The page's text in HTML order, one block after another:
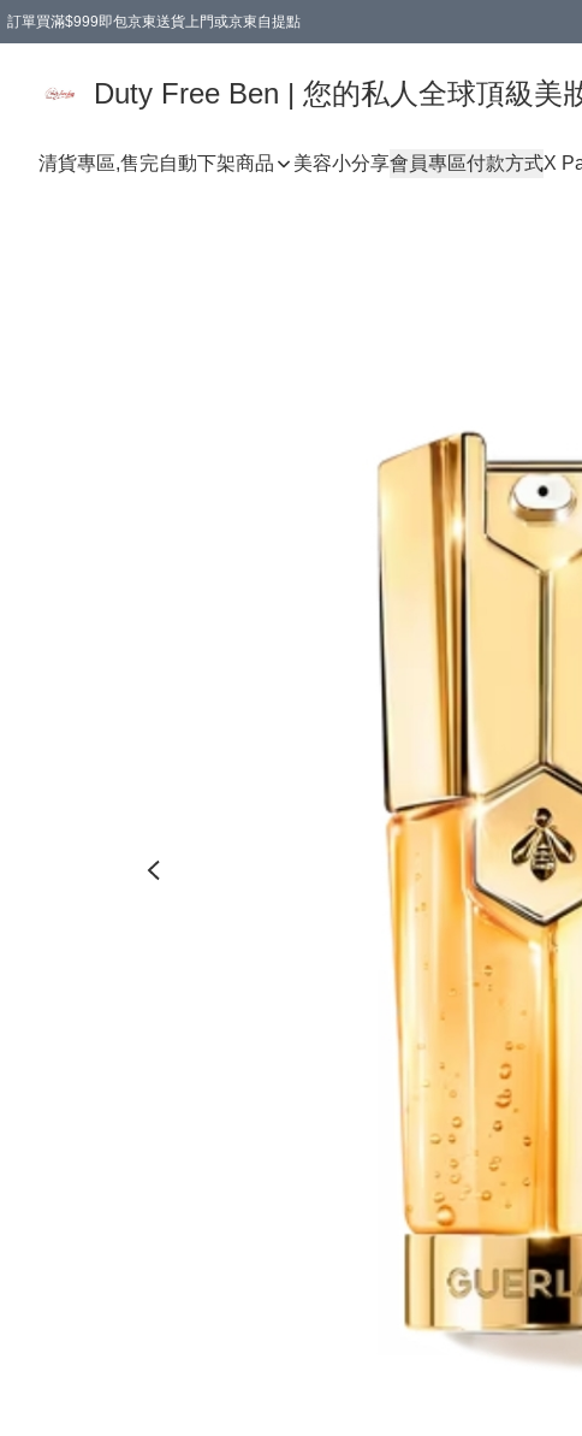
訂單買滿$999即包京東送貨上門或京東自提點
Duty Free Ben | 您的私人全球頂級美
清貨專區,售完自動下架商品 美容小分享會員專區付款方式X